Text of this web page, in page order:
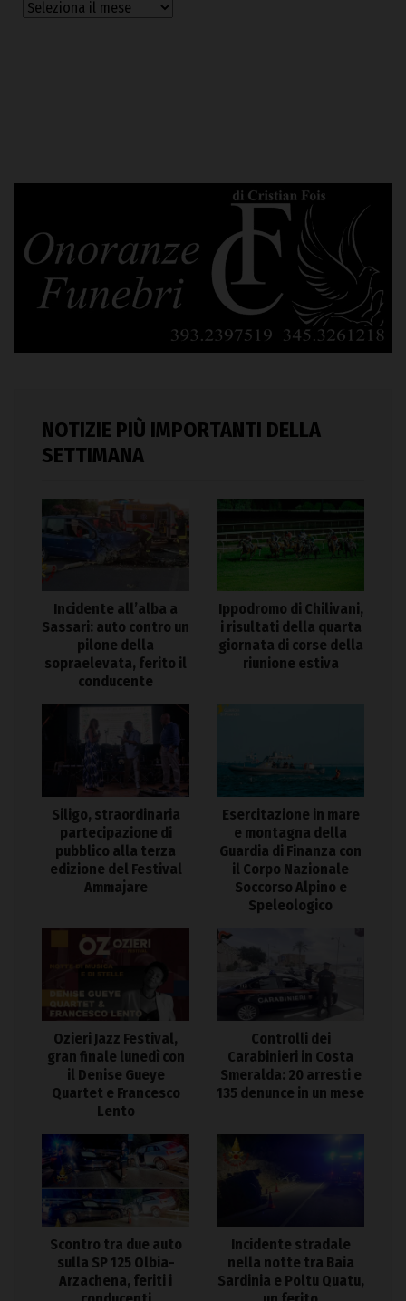
Archivi
NOTIZIE PIÙ IMPORTANTI DELLA
SETTIMANA
Incidente all’alba a
Sassari: auto contro un
pilone della
sopraelevata, ferito il
conducente
Ippodromo di Chilivani,
i risultati della quarta
giornata di corse della
riunione estiva
Siligo, straordinaria
partecipazione di
pubblico alla terza
edizione del Festival
Ammajare
Esercitazione in mare
e montagna della
Guardia di Finanza con
il Corpo Nazionale
Soccorso Alpino e
Speleologico
Ozieri Jazz Festival,
gran finale lunedì con
il Denise Gueye
Quartet e Francesco
Lento
Controlli dei
Carabinieri in Costa
Smeralda: 20 arresti e
135 denunce in un mese
Scontro tra due auto
sulla SP 125 Olbia-
Arzachena, feriti i
Incidente stradale
nella notte tra Baia
Sardinia e Poltu Quatu,